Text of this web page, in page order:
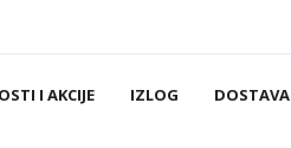
I AKCIJE IZLOG DOSTAVA